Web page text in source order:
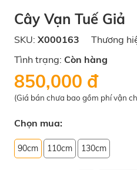
Cây Vạn Tuế Giả
SKU: X000163 Thương
Tình trạng: Còn hàng
850,000 đ
(Giá bán chưa bao gồm phí vận
Chọn mua:
90cm 110cm 130cm